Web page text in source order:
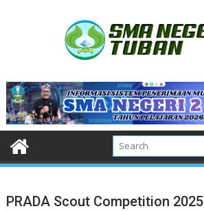
PRADA Scout Competition 2025